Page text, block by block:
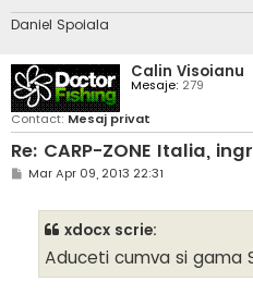
Daniel Spoiala
Calin Visoianu
Mesaje: 279
Contact:Mesaj privat
Re: CARP-ZONE Italia,
M
Mar Apr 09, 2013 22:31
xdocx scrie:
Aduceti cumva si gama